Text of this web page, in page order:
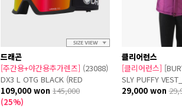
드래곤
[주간용+야간용추가렌즈] (23088)
DX3 L OTG BLACK (RED
ION+CLEAR)
109,000 won145,000
(25%)
클리어런스
[클리어런스]
SLY PUFFY
SQRS
29,000 won